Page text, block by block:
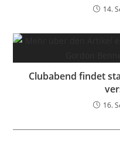
14.
Clubabend findet
16.